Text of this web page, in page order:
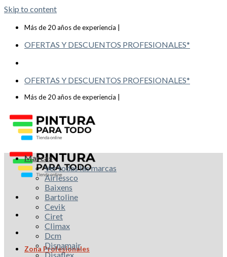
Skip to content
Más de 20 años de experiencia |
OFERTAS Y DESCUENTOS PROFESIONALES*
OFERTAS Y DESCUENTOS PROFESIONALES*
Más de 20 años de experiencia |
Zona Profesionales
Marcas
Ver todas las marcas
Airlessco
Baixens
Bartoline
Cevik
Ciret
Climax
Dcm
Disnamair
Disaflex